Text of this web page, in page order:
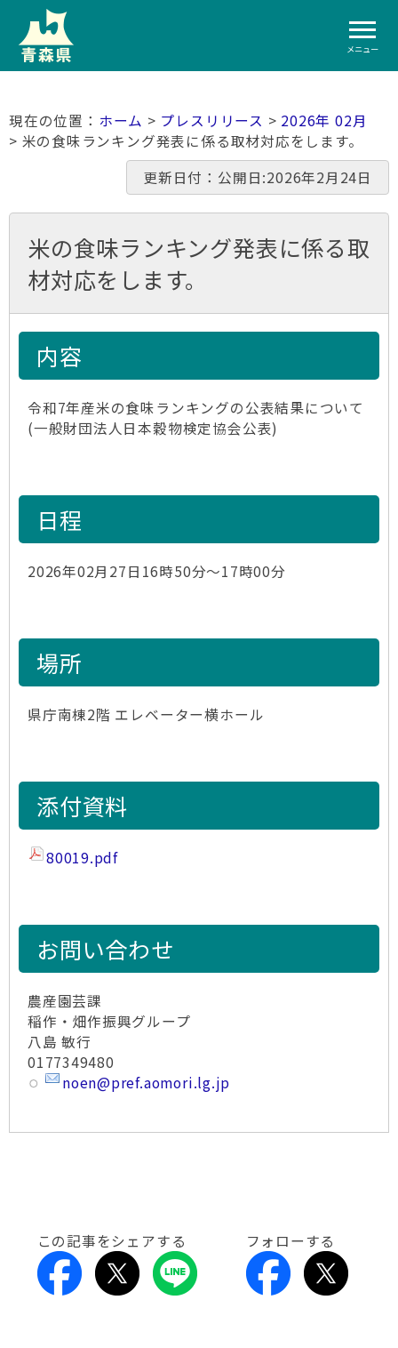
メニュー
ホーム > プレスリリース > 2026年 02月
> 米の食味ランキング発表に係る取材対応をします。
更新日付：公開日:2026年2月24日
米の食味ランキング発表に係る取
材対応をします。
内容
令和7年産米の食味ランキングの公表結果について
(一般財団法人日本穀物検定協会公表)
日程
2026年02月27日16時50分～17時00分
場所
県庁南棟2階 エレベーター横ホール
添付資料
80019.pdf
お問い合わせ
農産園芸課
稲作・畑作振興グループ
八島 敏行
0177349480
noen@pref.aomori.lg.jp
この記事をシェアする フォローする